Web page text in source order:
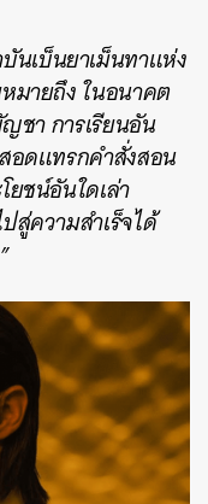
นเบ็นยาเม็นทาแห่ง
มายถึง ในอนาคต
ชา การเรียนอัน
อดแทรกคําสั่งสอน
ชน์อันใดเล่า
สู่ความสําเร็จได้
EMAIL